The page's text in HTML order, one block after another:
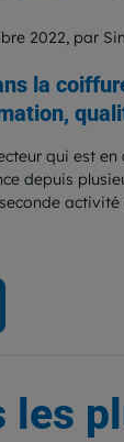
2022, par
la
qui est en
depuis
les